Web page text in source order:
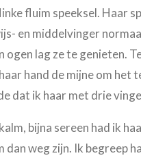
fluim speeksel. Haar
en middelvinger
lag ze te genieten.
hand de mijne om het
dat ik haar met drie
bijna sereen had ik
dan weg zijn. Ik begreep